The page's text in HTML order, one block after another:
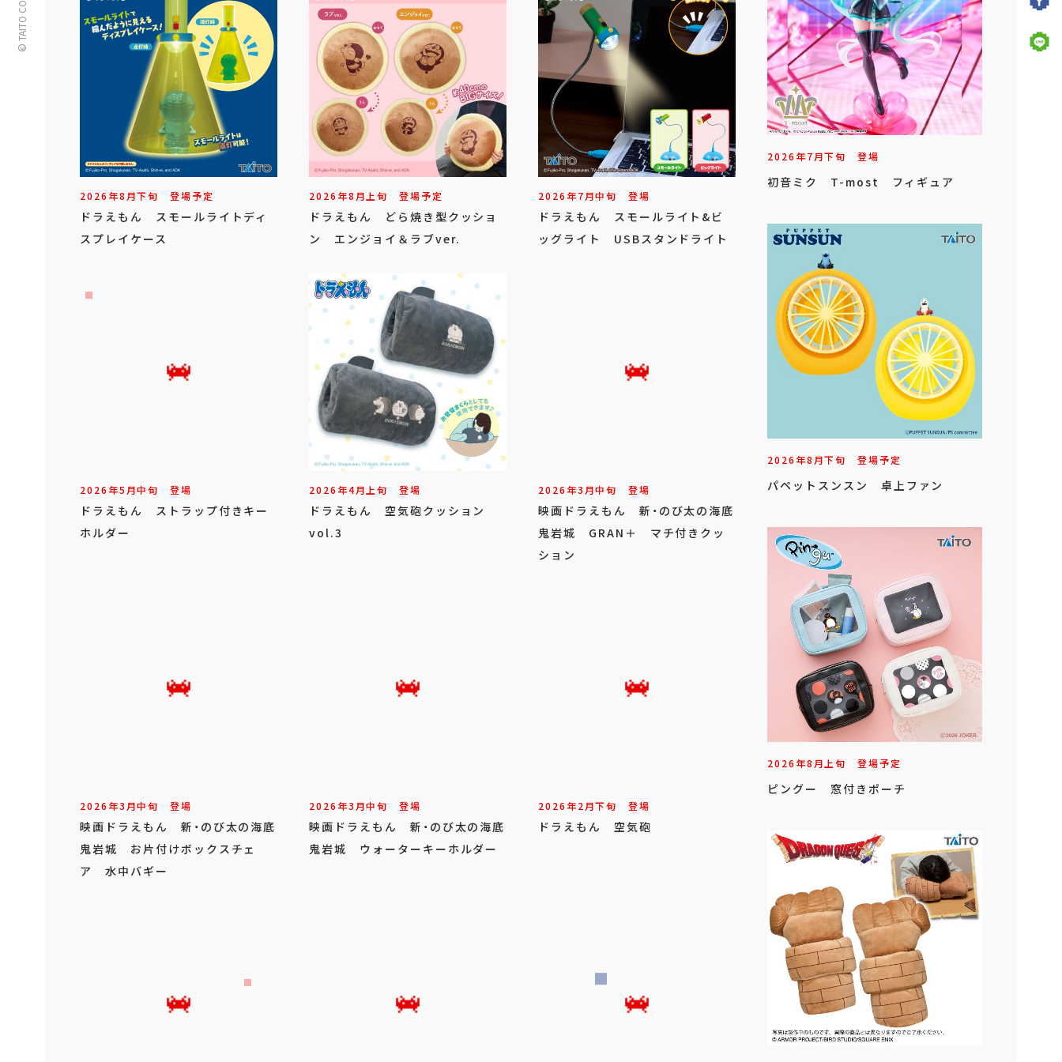
2026年8月下旬 登場予定
ドラえもん スモールライトディ
スプレイケース
2026年8月上旬 登場予定
ドラえもん どら焼き型クッショ
ン エンジョイ＆ラブver.
2026年7月中旬 登場
ドラえもん スモールライト&ビ
ッグライト USBスタンドライト
2026年5月中旬 登場
ドラえもん ストラップ付きキー
ホルダー
2026年4月上旬 登場
ドラえもん 空気砲クッション
vol.3
2026年3月中旬 登場
映画ドラえもん 新・のび太の海底
鬼岩城 GRAN＋ マチ付きクッ
ション
2026年3月中旬 登場
映画ドラえもん 新・のび太の海底
鬼岩城 お片付けボックスチェ
ア 水中バギー
2026年3月中旬 登場
映画ドラえもん 新・のび太の海底
鬼岩城 ウォーターキーホルダー
2026年2月下旬 登場
ドラえもん 空気砲
2026年7月下旬 登場
初音ミク T-most フィギュア
2026年8月下旬 登場予定
パペットスンスン 卓上ファン
2026年8月上旬 登場予定
ピングー 窓付きポーチ